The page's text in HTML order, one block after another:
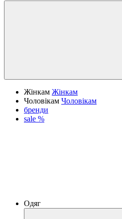
Жінкам Жінкам
Чоловікам Чоловікам
бренди
sale %
Одяг